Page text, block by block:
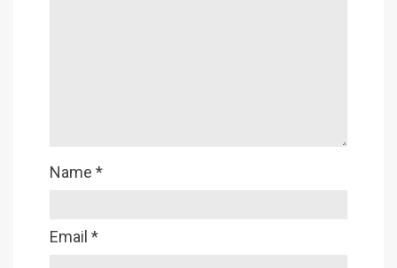
Name *
Email *